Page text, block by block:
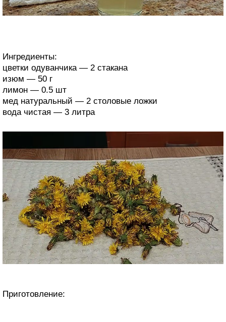
Ингредиенты:
цветки одуванчика — 2 стакана
изюм — 50 г
лимон — 0.5 шт
мед натуральный — 2 столовые ложки
вода чистая — 3 литра
Приготовление: